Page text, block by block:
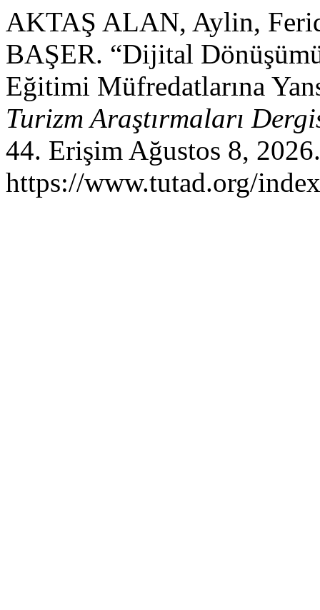
AKTAŞ ALAN, Aylin,
BAŞER. “Dijital
Eğitimi Müfredatlarına
Turizm Araştırmaları
44. Erişim Ağustos 8, 2026.
https://www.tutad.org/